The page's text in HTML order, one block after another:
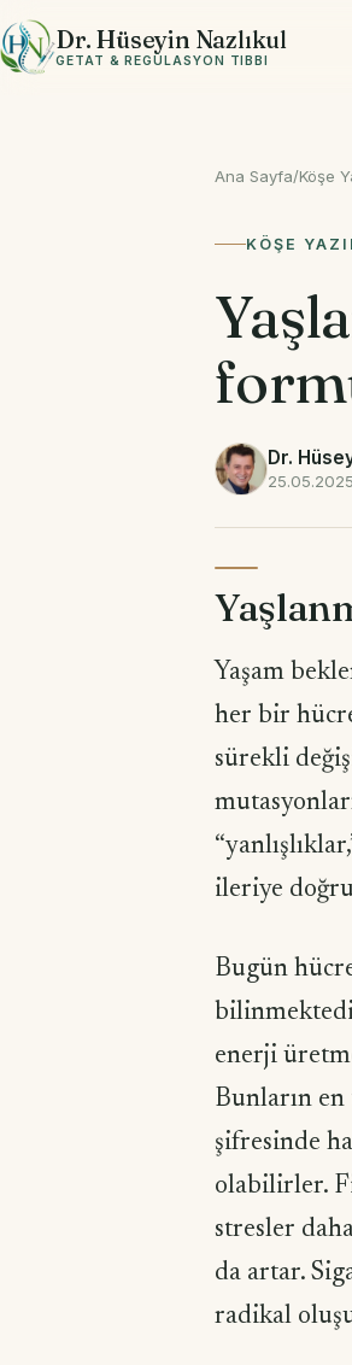
İçeriğe geç
Dr. Hüseyin Nazlıkul
GETAT & REGÜLASYON TIBBI
Ana Sayfa/Köşe
KÖŞE
Dr.
25.05.2025
Yaşam
her bir
sürekli
ileriye
Bugün
enerji
Bunların
şifresinde
olabilirler.
stresler
da artar.
radikal